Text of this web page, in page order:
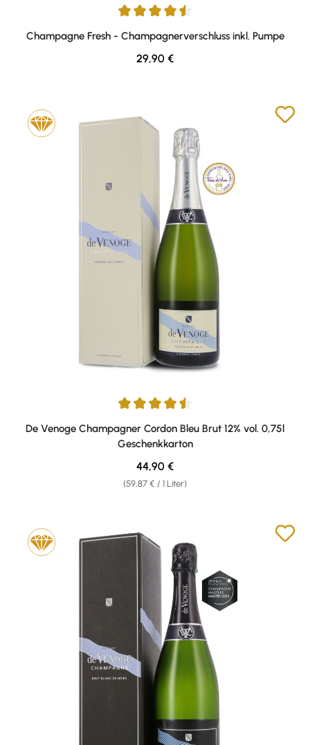
Durchschnittliche Bewertung von 4.5 von 5 Sternen
Champagne Fresh - Champagnerverschluss inkl. Pumpe
Regulärer Preis:
29,90 €
Durchschnittliche Bewertung von 4.5 von 5 Sternen
De Venoge Champagner Cordon Bleu Brut 12% vol. 0,75l
Geschenkkarton
(59,87 € / 1 Liter)
Regulärer Preis:
44,90 €